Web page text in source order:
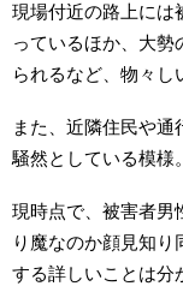
現場付近の路上には
っているほか、大
られるなど、物々し
また、近隣住民や通
騒然としている模様。
現時点で、被害者男
り魔なのか顔見知
する詳しいことは分